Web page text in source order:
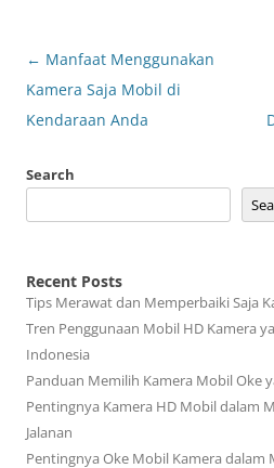
Post
navigation
← Manfaat Menggunakan
Kamera Saja Mobil di
Kendaraan Anda
Search
Recent Posts
Tips Merawat dan Memperbaiki Saja
Tren Penggunaan Mobil HD Kamera
Indonesia
Panduan Memilih Kamera Mobil Oke
Pentingnya Kamera HD Mobil dalam
Jalanan
Pentingnya Oke Mobil Kamera dalam